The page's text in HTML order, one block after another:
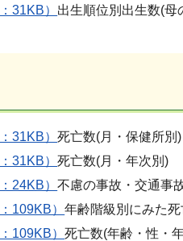
31KB） 出生順位別出生数(母
31KB）死亡数(月・保健所別)
31KB）死亡数(月・年次別)
24KB）不慮の事故・交通事
109KB）年齢階級別にみた
109KB）死亡数(年齢・性・